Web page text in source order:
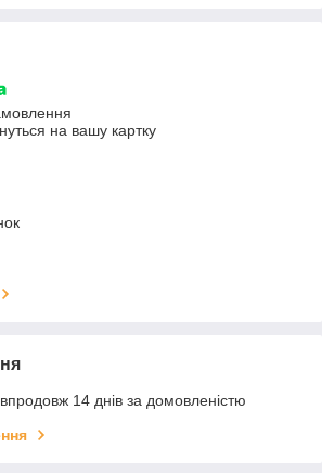
на вашу картку
14 днів за домовленістю